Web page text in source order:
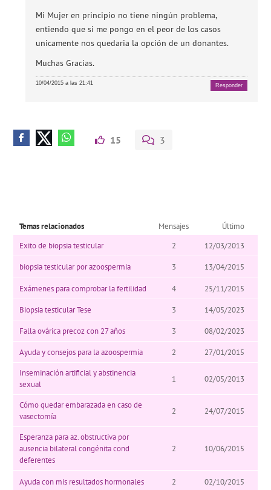
Mi Mujer en principio no tiene ningún problema,
entiendo que si me pongo en el peor de los casos
unicamente nos quedaria la opción de un donantes.
Muchas Gracias.
10/04/2015 a las 21:41 Responder
15 3
Temas relacionados Mensajes
Último
Exito de biopsia testicular
2 12/03/2013
biopsia testicular por azoospermia 3 13/04/2015
Exámenes para comprobar la fertilidad 4 25/11/2015
Biopsia testicular Tese 3 14/05/2023
Falla ovárica precoz con 27 años 3 08/02/2023
Ayuda y consejos para la azoospermia 2
27/01/2015
Inseminación artificial y abstinencia
sexual
1 02/05/2013
Cómo quedar embarazada en caso de
vasectomía
2 24/07/2015
Esperanza para az. obstructiva por
ausencia bilateral congénita cond
deferentes
2 10/06/2015
Ayuda con mis resultados hormonales 2 02/10/2015